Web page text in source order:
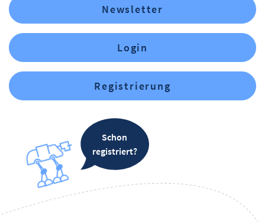
Newsletter
Login
Registrierung
Schon
registriert?